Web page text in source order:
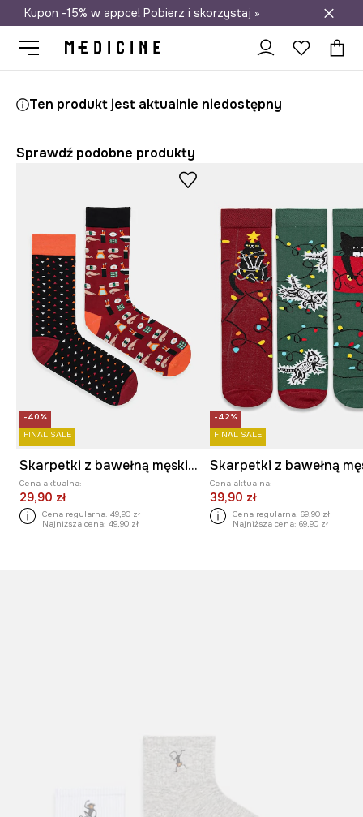
Darmowa dostawa do salonów
Kupon -15% w appce! Pobierz i skorzystaj »
Ten produkt jest aktualnie niedostępny
Sprawdź podobne produkty
-40%
FINAL SALE
Skarpetki z bawełną męskie wzorzyste (2-pack)
Cena aktualna:
29,90 zł
Cena regularna: 49,90 zł
Najniższa cena: 49,90 zł
-42%
FINAL SALE
Cena aktualna:
39,90 zł
Cena regularna: 69,90 zł
Najniższa cena: 69,90 zł